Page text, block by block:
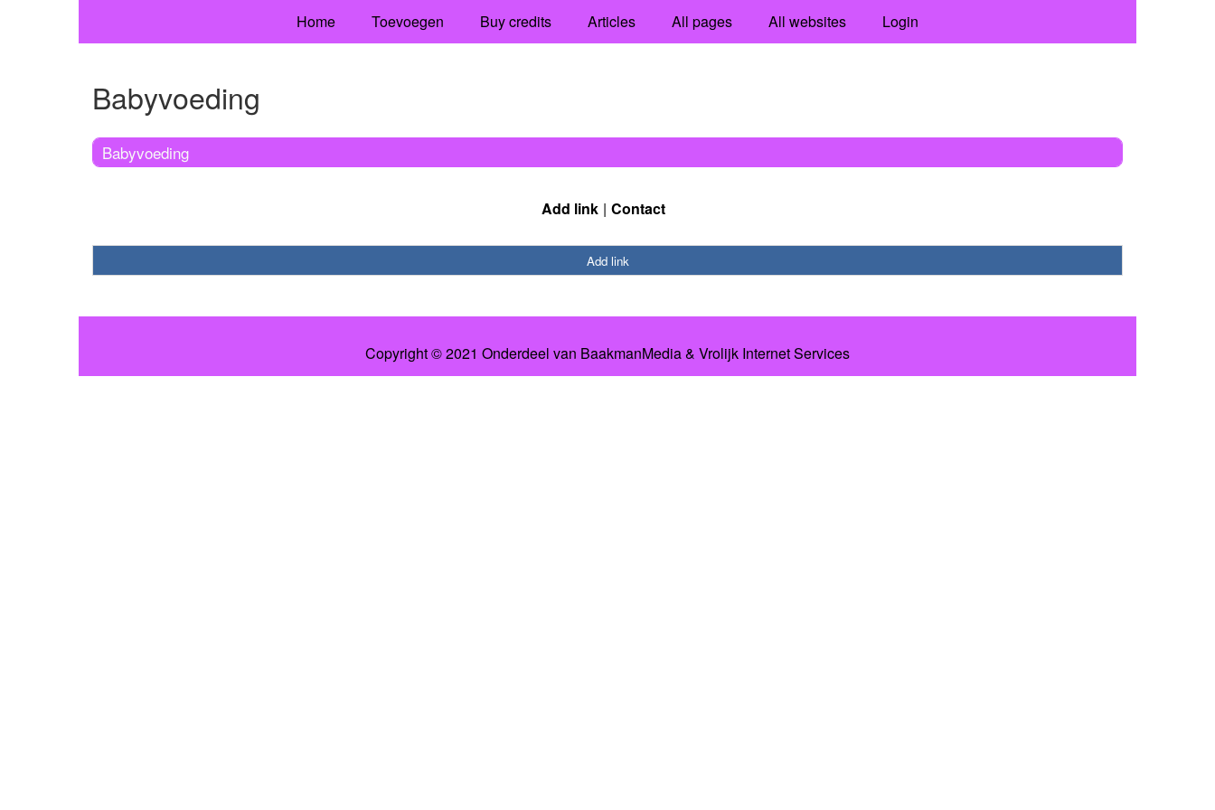
Home Toevoegen Buy credits Articles All pages All websites Login
Babyvoeding
Babyvoeding
Add link Contact
Add link
Copyright © 2021 Onderdeel van BaakmanMedia& Vrolijk Internet Services